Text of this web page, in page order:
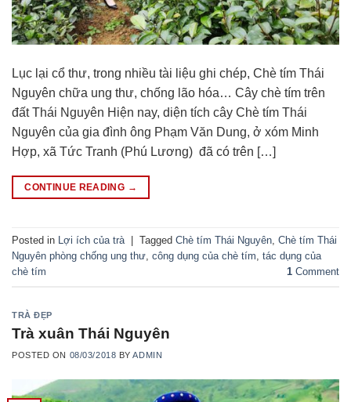
Lục lại cổ thư, trong nhiều tài liệu ghi chép, Chè tím Thái
Nguyên chữa ung thư, chống lão hóa… Cây chè tím trên
đất Thái Nguyên Hiện nay, diện tích cây Chè tím Thái
Nguyên của gia đình ông Phạm Văn Dung, ở xóm Minh
Hợp, xã Tức Tranh (Phú Lương) đã có trên […]
CONTINUE READING →
Posted in Lợi ích của trà Tagged Chè tím Thái Nguyên, Chè tím Thái
Nguyên phòng chống ung thư, công dụng của chè tím, tác dụng của
chè tím
1 Comment
TRÀ ĐẸP
Trà xuân Thái Nguyên
POSTED ON 08/03/2018 BYADMIN